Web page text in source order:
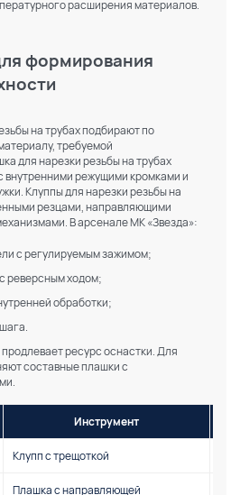
расширения материалов.
формирования
на трубах подбирают по
требуемой
для нарезки резьбы на трубах
внутренними режущими кромками и
Клуппы для нарезки резьбы на
резцами, направляющими
В арсенале МК «Звезда»:
с регулируемым зажимом;
реверсным ходом;
обработки;
ресурс оснастки. Для
составные плашки с
Инструмент
Клупп с трещоткой
Плашка с направляющей